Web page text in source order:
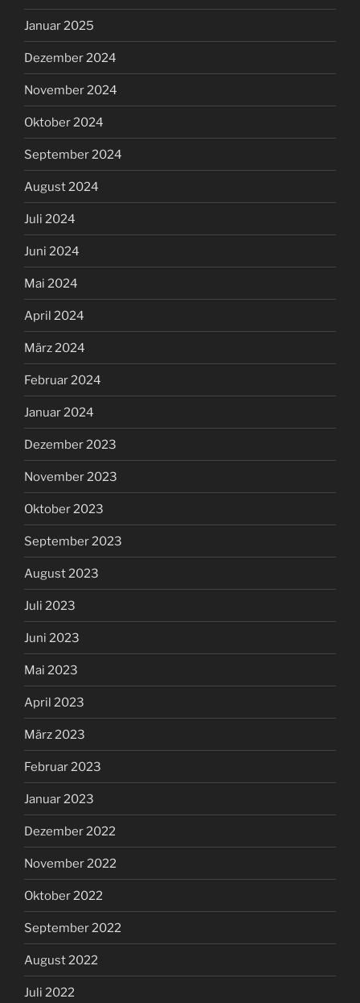
Januar 2025
Dezember 2024
November 2024
Oktober 2024
September 2024
August 2024
Juli 2024
Juni 2024
Mai 2024
April 2024
März 2024
Februar 2024
Januar 2024
Dezember 2023
November 2023
Oktober 2023
September 2023
August 2023
Juli 2023
Juni 2023
Mai 2023
April 2023
März 2023
Februar 2023
Januar 2023
Dezember 2022
November 2022
Oktober 2022
September 2022
August 2022
Juli 2022